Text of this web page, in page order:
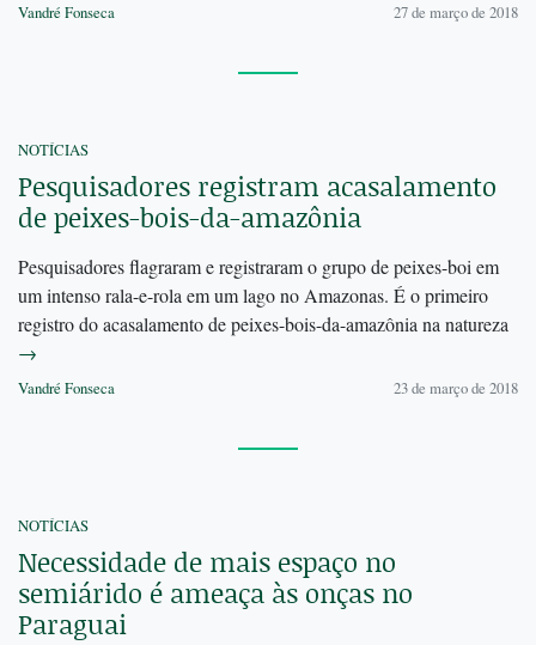
Vandré Fonseca 27 de março de 2018
NOTÍCIAS
Pesquisadores registram acasalamento
de peixes-bois-da-amazônia
Pesquisadores flagraram e registraram o grupo de peixes-boi em
um intenso rala-e-rola em um lago no Amazonas. É o primeiro
registro do acasalamento de peixes-bois-da-amazônia na natureza
→
Vandré Fonseca 23 de março de 2018
NOTÍCIAS
Necessidade de mais espaço no
semiárido é ameaça às onças no
Paraguai